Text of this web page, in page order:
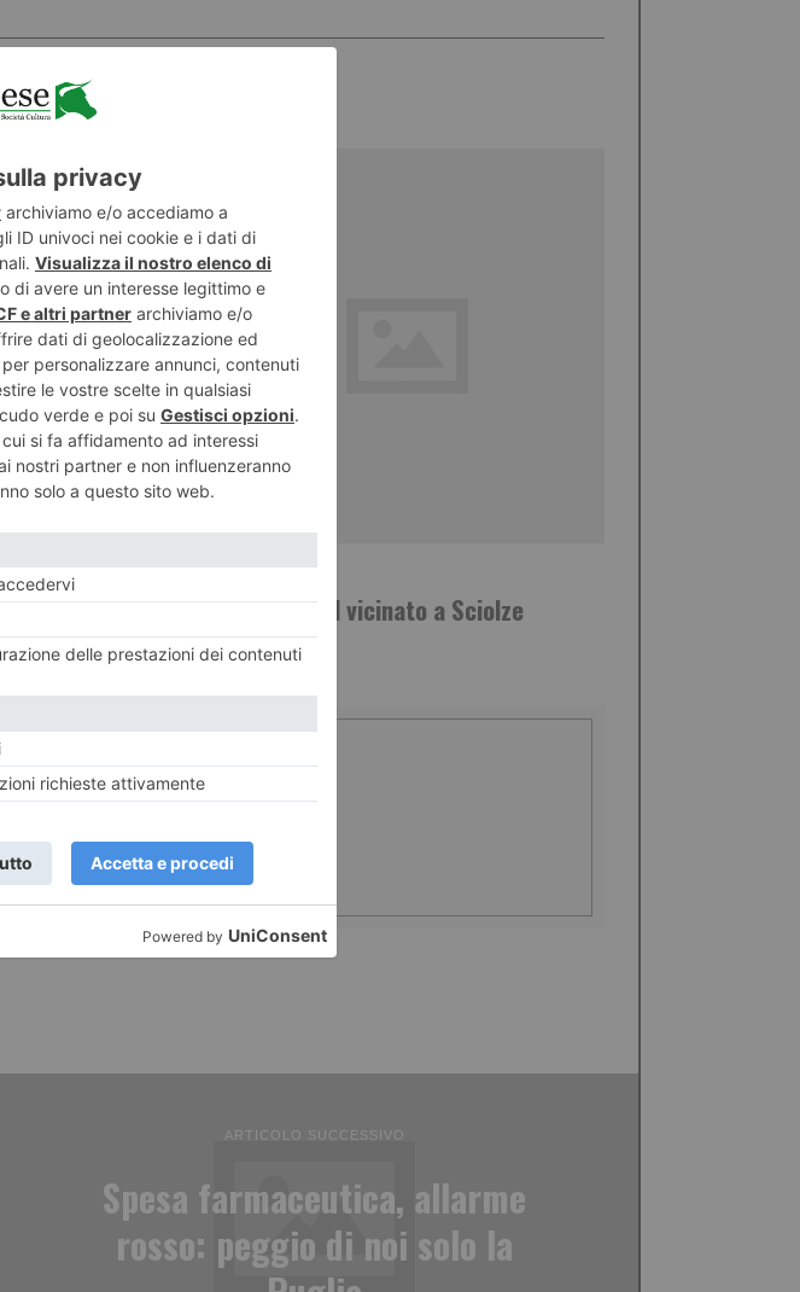
è di casa a
26 MAGGIO 2016
Controllo del vicinato a Sciolze
ARTICOLO SUCCESSIVO
Spesa farmaceutica, allarme
rosso: peggio di noi solo la